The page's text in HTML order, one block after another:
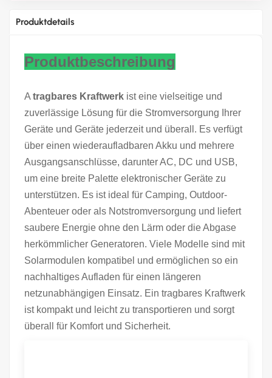
Produktdetails
Produktbeschreibung
A tragbares Kraftwerk ist eine vielseitige und
zuverlässige Lösung für die Stromversorgung Ihrer
Geräte und Geräte jederzeit und überall. Es verfügt
über einen wiederaufladbaren Akku und mehrere
Ausgangsanschlüsse, darunter AC, DC und USB,
um eine breite Palette elektronischer Geräte zu
unterstützen. Es ist ideal für Camping, Outdoor-
Abenteuer oder als Notstromversorgung und liefert
saubere Energie ohne den Lärm oder die Abgase
herkömmlicher Generatoren. Viele Modelle sind mit
Solarmodulen kompatibel und ermöglichen so ein
nachhaltiges Aufladen für einen längeren
netzunabhängigen Einsatz. Ein tragbares Kraftwerk
ist kompakt und leicht zu transportieren und sorgt
überall für Komfort und Sicherheit.